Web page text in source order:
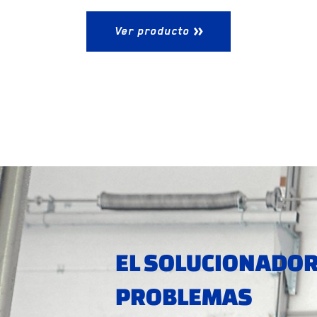
Ver producto
EL
PROBLEMAS